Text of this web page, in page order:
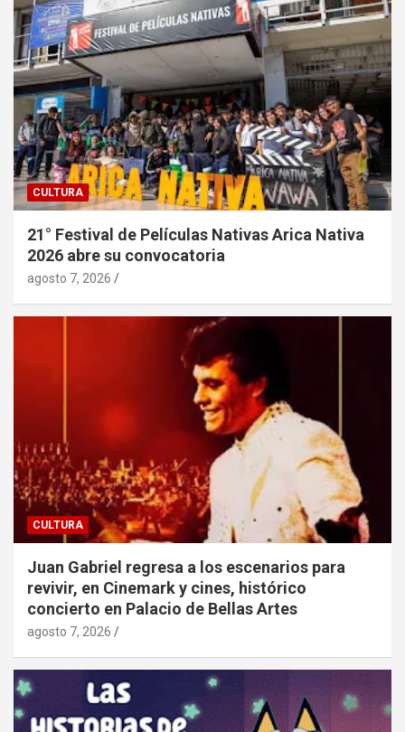
CULTURA
21° Festival de Películas Nativas Arica Nativa
2026 abre su convocatoria
agosto 7, 2026
CULTURA
Juan Gabriel regresa a los escenarios para
revivir, en Cinemark y cines, histórico
concierto en Palacio de Bellas Artes
agosto 7, 2026